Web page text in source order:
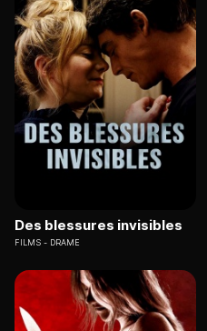
Des blessures invisibles
FILMS DRAME